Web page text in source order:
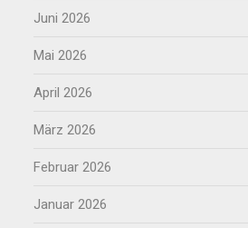
Juni 2026
Mai 2026
April 2026
März 2026
Februar 2026
Januar 2026